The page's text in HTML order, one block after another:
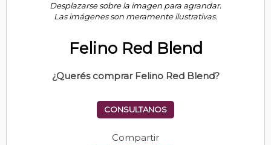
Desplazarse sobre la imagen para agrandar.
Las imágenes son meramente ilustrativas.
Felino Red Blend
¿Querés comprar Felino Red Blend?
CONSULTANOS
Compartir